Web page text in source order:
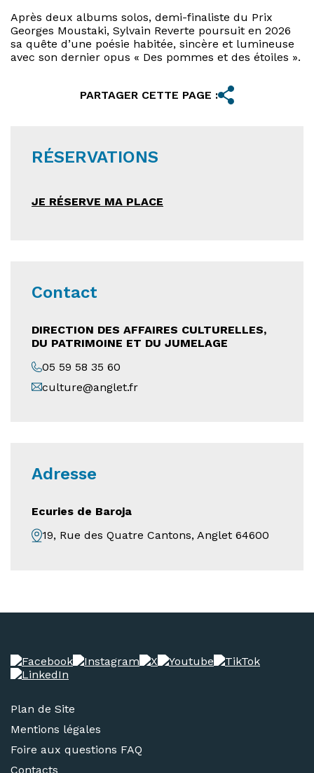
Après deux albums solos, demi-finaliste du Prix
Georges Moustaki, Sylvain Reverte poursuit en 2026
sa quête d’une poésie habitée, sincère et lumineuse
avec son dernier opus « Des pommes et des étoiles ».
PARTAGER CETTE PAGE :
RÉSERVATIONS
JE RÉSERVE MA PLACE
Contact
DIRECTION DES AFFAIRES CULTURELLES,
DU PATRIMOINE ET DU JUMELAGE
05 59 58 35 60
culture@anglet.fr
Adresse
Ecuries de Baroja
19, Rue des Quatre Cantons, Anglet 64600
Plan de Site
Mentions légales
Foire aux questions FAQ
Contacts